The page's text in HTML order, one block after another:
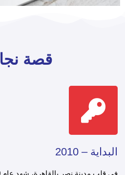
قصة
البداية – 2010